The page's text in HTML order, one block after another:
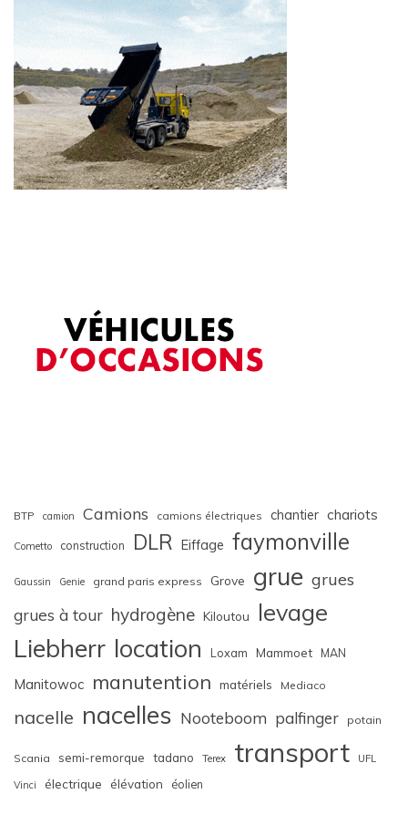
BTP camion Camions camions électriques chantier chariots
Cometto construction DLR Eiffage faymonville
Gaussin Genie grand paris express Grove grue grues
grues à tour hydrogène Kiloutou levage
Liebherr location Loxam Mammoet MAN
Manitowoc manutention matériels Mediaco
nacelle nacelles Nooteboom palfinger potain
Scania semi-remorque tadano Terex transport UFL
Vinci électrique élévation éolien